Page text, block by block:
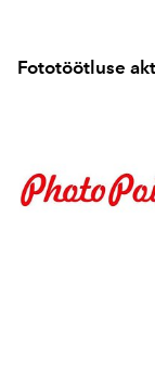
Fototöötluse